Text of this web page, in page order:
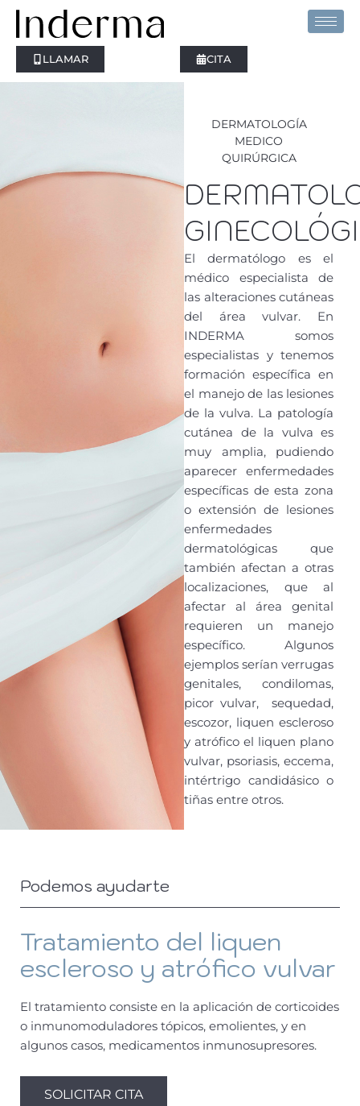
contenido
LLAMAR CITA
DERMATOLOGÍA
MEDICO
QUIRÚRGICA
El dermatólogo es el
médico especialista de
las alteraciones cutáneas
del área vulvar. En
INDERMA somos
especialistas y tenemos
formación específica en
el manejo de las lesiones
de la vulva. La patología
cutánea de la vulva es
muy amplia, pudiendo
aparecer enfermedades
específicas de esta zona
o extensión de lesiones
enfermedades
dermatológicas que
también afectan a otras
localizaciones, que al
afectar al área genital
requieren un manejo
específico. Algunos
ejemplos serían verrugas
genitales, condilomas,
picor vulvar, sequedad,
escozor, liquen escleroso
y atrófico el liquen plano
vulvar, psoriasis, eccema,
intértrigo candidásico o
tiñas entre otros.
Podemos ayudarte
Tratamiento del liquen
escleroso y atrófico vulvar
El tratamiento consiste en la aplicación de corticoides
o inmunomoduladores tópicos, emolientes, y en
algunos casos, medicamentos inmunosupresores.
SOLICITAR CITA